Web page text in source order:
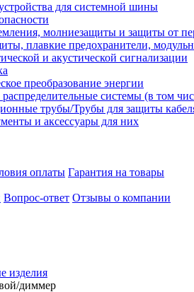
для системной шины
молниезащиты и защиты от
плавкие предохранители,
и акустической сигнализации
преобразование энергии
системы (в том
трубы/Трубы для защиты
и аксессуары для них
оплаты Гарантия на товары
Вопрос-ответ Отзывы о компании
изделия
диммер